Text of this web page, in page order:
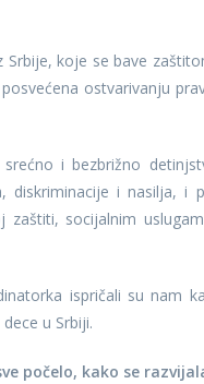
Srbije, koje se bave
ostvarivanju
i bezbrižno
diskriminacije i nasilja, i
zaštiti, socijalnim
ispričali su nam
u Srbiji.
počelo, kako se